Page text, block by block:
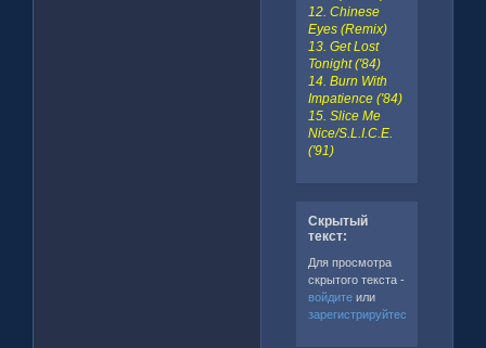
12. Chinese
Eyes (Remix)
13. Get Lost
Tonight ('84)
14. Burn With
Impatience ('84)
15. Slice Me
Nice/S.L.I.C.E.
('91)
Скрытый
текст:
Для просмотра
скрытого текста -
войдитеили
зарегистрируйтесь